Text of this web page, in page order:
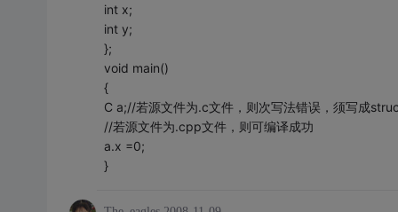
int x;
int y;
};
void main()
{
C a;//若源文件为.c文件，则次写法错误，须写成
//若源文件为.cpp文件，则可编译成功
a.x =0;
}